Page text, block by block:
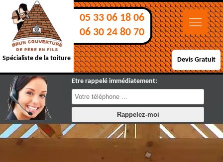
Spécialiste de la toiture
05 33 06 18 06
06 30 24 80 70
Devis Gratuit
Etre rappelé immédiatement: